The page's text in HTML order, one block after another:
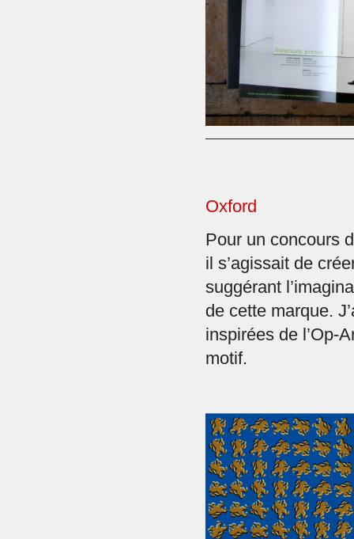
Oxford
Pour un concours
il s’agissait de
suggérant
de cette marque.
inspirées de l’Op-
motif.